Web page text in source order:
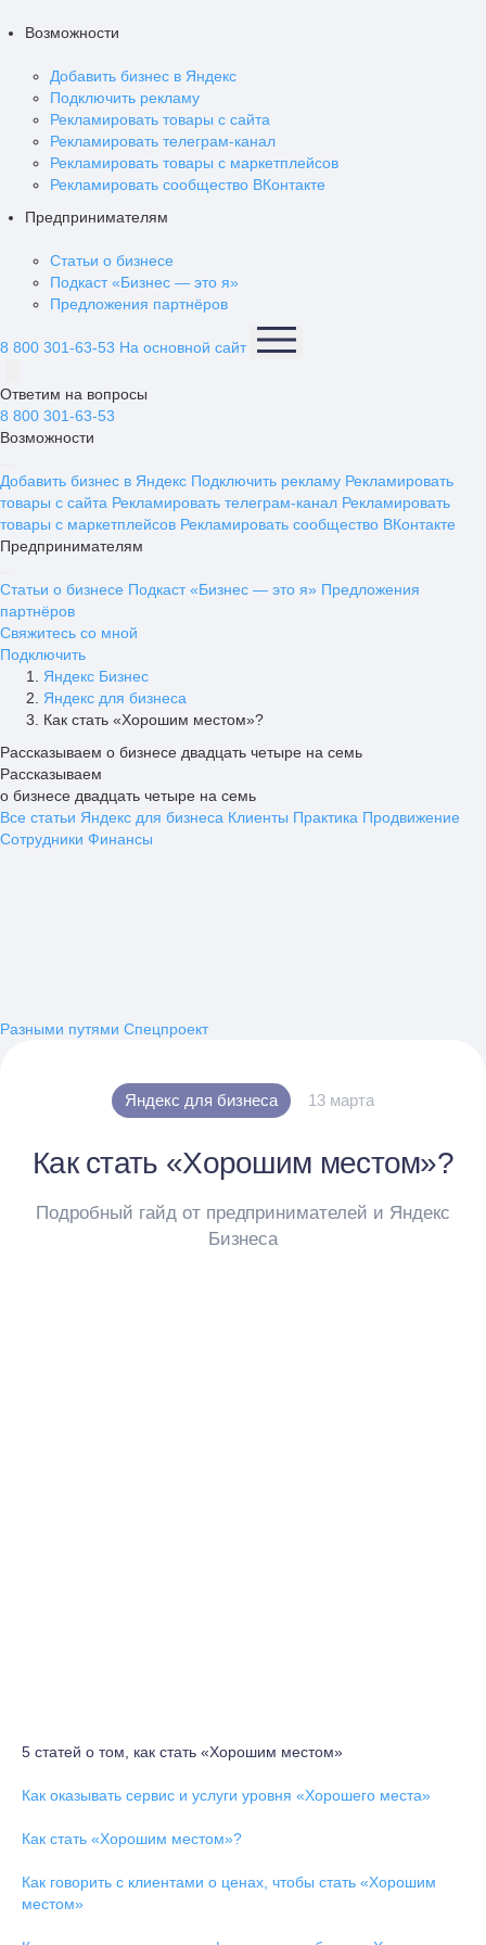
Возможности
Добавить бизнес в Яндекс
Подключить рекламу
Рекламировать товары с сайта
Рекламировать телеграм-канал
Рекламировать товары с маркетплейсов
Рекламировать сообщество ВКонтакте
Предпринимателям
Статьи о бизнесе
Подкаст «Бизнес — это я»
Предложения партнёров
8 800 301-63-53 На основной сайт
Ответим на вопросы
8 800 301-63-53
Возможности
Добавить бизнес в Яндекс Подключить рекламу Рекламировать
товары с сайта Рекламировать телеграм-канал Рекламировать
товары с маркетплейсов Рекламировать сообщество ВКонтакте
Предпринимателям
Статьи о бизнесе Подкаст «Бизнес — это я» Предложения
партнёров
Свяжитесь со мной
Подключить
Яндекс Бизнес
Яндекс для бизнеса
Как стать «Хорошим местом»?
Рассказываем о бизнесе двадцать четыре на семь
Рассказываем
о бизнесе двадцать четыре на семь
Все статьи Яндекс для бизнеса Клиенты Практика Продвижение
Сотрудники Финансы
Разными путями Спецпроект
Яндекс для бизнеса 13 марта
Как стать «Хорошим местом»?
Подробный гайд от предпринимателей и Яндекс
Бизнеса
5 статей о том, как стать «Хорошим местом»
Как оказывать сервис и услуги уровня «Хорошего места»
Как стать «Хорошим местом»?
Как говорить с клиентами о ценах, чтобы стать «Хорошим
местом»